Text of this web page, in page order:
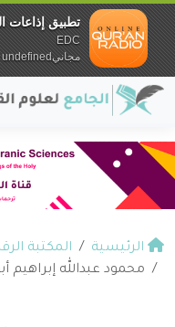
الرئيسية المكتبة
محمود عبدالله إبراهيم
تطبيق إذاعات
EDC
مجانيundefined